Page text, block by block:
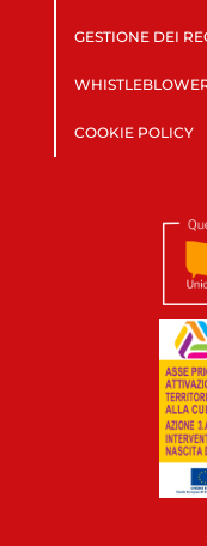
GESTIONE DEI
COOKIE POLICY